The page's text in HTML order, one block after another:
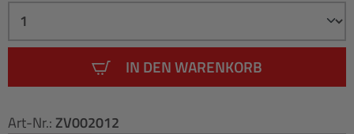
IN DEN WARENKORB
Art-Nr.: ZV002012